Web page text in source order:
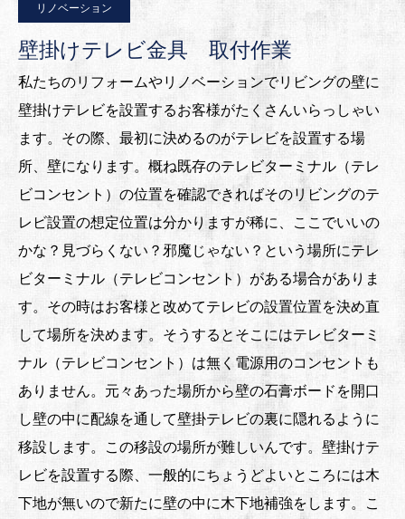
リノベーション
壁掛けテレビ金具 取付作業
私たちのリフォームやリノベーションでリビングの壁に
壁掛けテレビを設置するお客様がたくさんいらっしゃい
ます。その際、最初に決めるのがテレビを設置する場
所、壁になります。概ね既存のテレビターミナル（テレ
ビコンセント）の位置を確認できればそのリビングのテ
レビ設置の想定位置は分かりますが稀に、ここでいいの
かな？見づらくない？邪魔じゃない？という場所にテレ
ビターミナル（テレビコンセント）がある場合がありま
す。その時はお客様と改めてテレビの設置位置を決め直
して場所を決めます。そうするとそこにはテレビターミ
ナル（テレビコンセント）は無く電源用のコンセントも
ありません。元々あった場所から壁の石膏ボードを開口
し壁の中に配線を通して壁掛テレビの裏に隠れるように
移設します。この移設の場所が難しいんです。壁掛けテ
レビを設置する際、一般的にちょうどよいところには木
下地が無いので新たに壁の中に木下地補強をします。こ